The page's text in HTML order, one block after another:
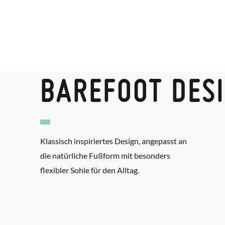
BAREFOOT
Klassisch inspiriertes Design, angepasst an
die natürliche Fußform mit besonders
flexibler Sohle für den Alltag.